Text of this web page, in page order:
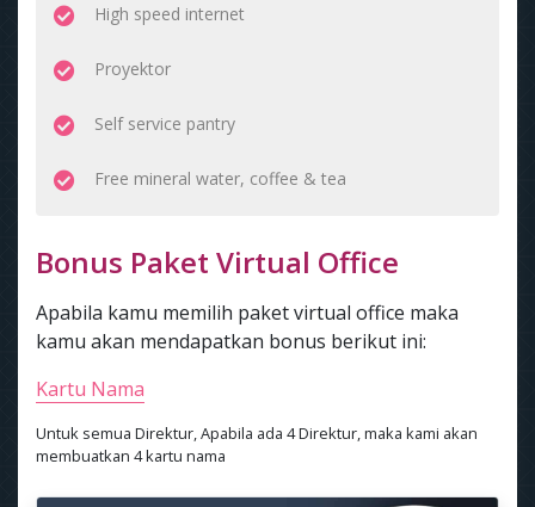
High speed internet
Proyektor
Self service pantry
Free mineral water, coffee & tea
Bonus Paket Virtual Office
Apabila kamu memilih paket virtual office maka
kamu akan mendapatkan bonus berikut ini:
Kartu Nama
Untuk semua Direktur, Apabila ada 4 Direktur, maka kami akan
membuatkan 4 kartu nama